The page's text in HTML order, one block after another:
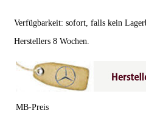
Verfügbarkeit: sofort, falls kein
Herstellers 8 Wochen.
MB-Preis